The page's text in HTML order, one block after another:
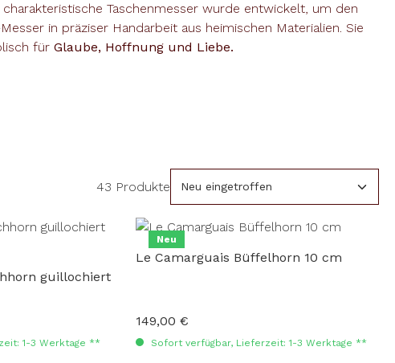
Taschenmesser wurde entwickelt, um den
in präziser Handarbeit aus heimischen Materialien. Sie
für Glaube, Hoffnung und Liebe.
43 Produkte
guillochiert
1-3 Werktage **
Neu
Le Camarguais Büffelhorn 10 cm
Regulärer Preis:
149,00 €
Sofort verfügbar, Lieferzeit: 1-3 Werktage **